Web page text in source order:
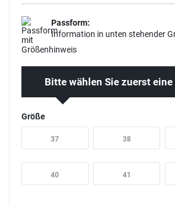
Passform:
Information in unten stehender
Bitte wählen Sie zuerst eine
Größe
37 38
40 41